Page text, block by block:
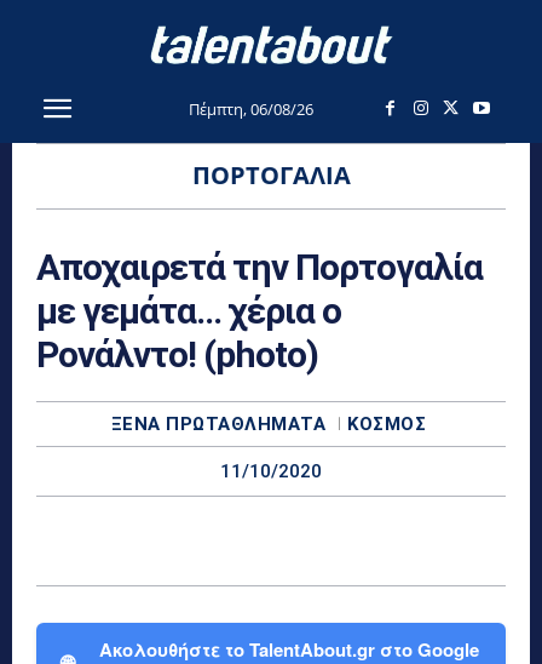
Πέμπτη, 06/08/26
ΠΟΡΤΟΓΑΛΊΑ
Αποχαιρετά την Πορτογαλία
με γεμάτα… χέρια ο
Ρονάλντο! (photo)
ΞΈΝΑ ΠΡΩΤΑΘΛΉΜΑΤΑ ΚΌΣΜΟΣ
11/10/2020
Ακολουθήστε το TalentAbout.gr στο Google